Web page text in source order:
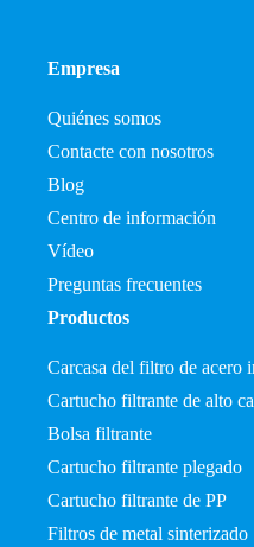
Empresa
Quiénes somos
Contacte con nosotros
Blog
Centro de información
Vídeo
Preguntas frecuentes
Productos
Carcasa del filtro de acero
Cartucho filtrante de alto
Bolsa filtrante
Cartucho filtrante plegado
Cartucho filtrante de PP
Filtros de metal sinterizado